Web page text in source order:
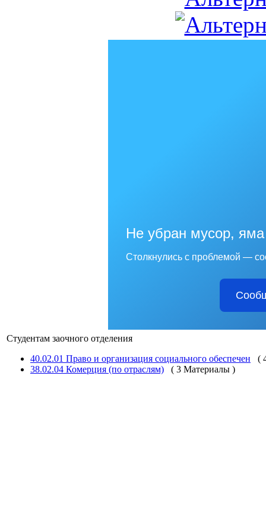
Не убран мусор,
Столкнулись с проблемой —
Студентам заочного отделения
40.02.01 Право и организация социального обеспечен
(
38.02.04 Комерция (по отраслям)
( 3 Материалы )